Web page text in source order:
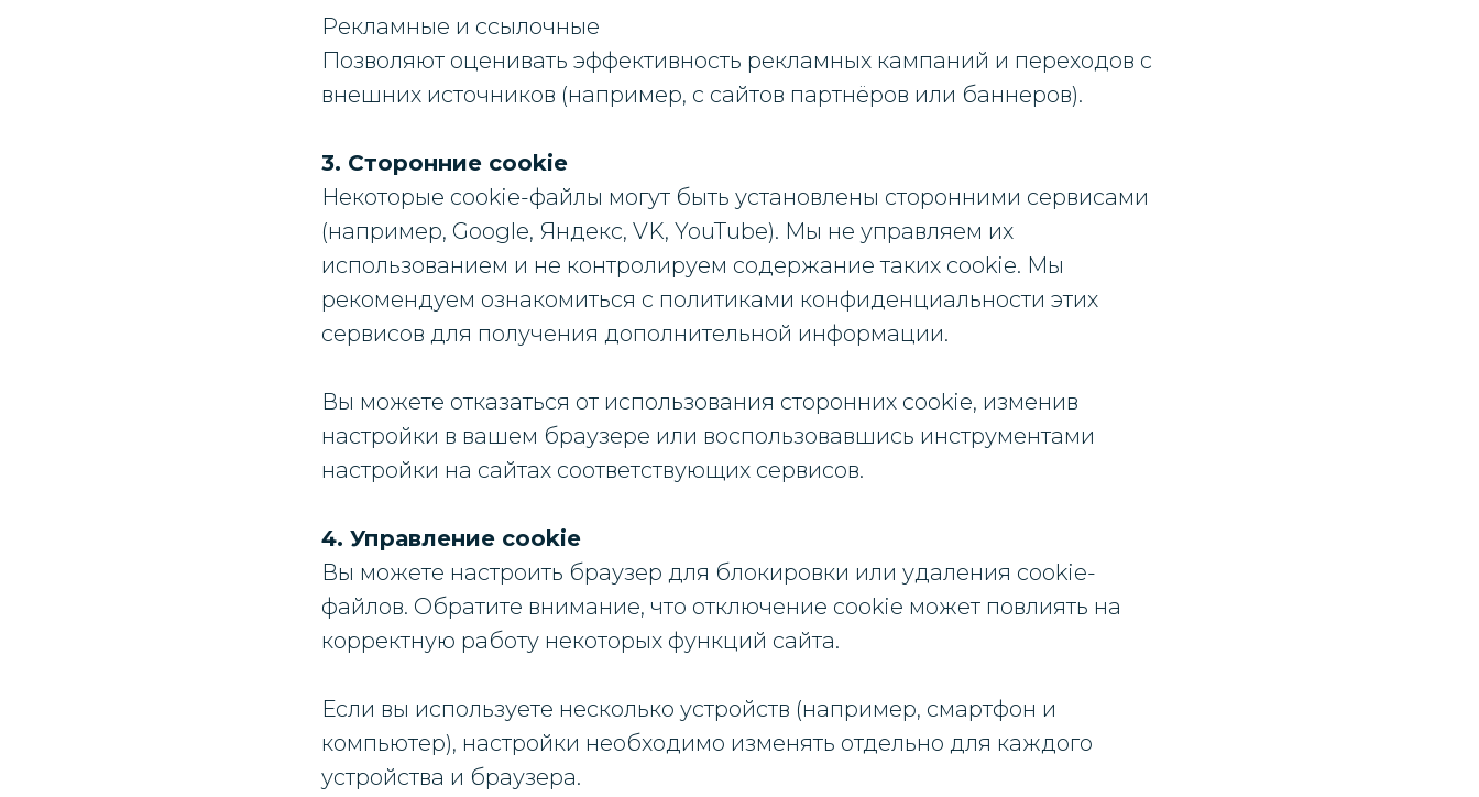
Рекламные и ссылочные
Позволяют оценивать эффективность рекламных кампаний и переходов с
внешних источников (например, с сайтов партнёров или баннеров).
3. Сторонние cookie
Некоторые cookie-файлы могут быть установлены сторонними сервисами
(например, Google, Яндекс, VK, YouTube). Мы не управляем их
использованием и не контролируем содержание таких cookie. Мы
рекомендуем ознакомиться с политиками конфиденциальности этих
сервисов для получения дополнительной информации.
Вы можете отказаться от использования сторонних cookie, изменив
настройки в вашем браузере или воспользовавшись инструментами
настройки на сайтах соответствующих сервисов.
4. Управление cookie
Вы можете настроить браузер для блокировки или удаления cookie-
файлов. Обратите внимание, что отключение cookie может повлиять на
корректную работу некоторых функций сайта.
Если вы используете несколько устройств (например, смартфон и
компьютер), настройки необходимо изменять отдельно для каждого
устройства и браузера.